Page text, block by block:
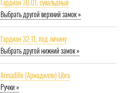
Гардиан 30.01, сувальдный
Выбрать другой верхний замок »
Гардиан 32.11, под личину
Выбрать другой нижний замок »
Armadillo (Армадилло) Libra
Ручки »